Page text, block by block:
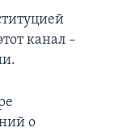
канал –
о